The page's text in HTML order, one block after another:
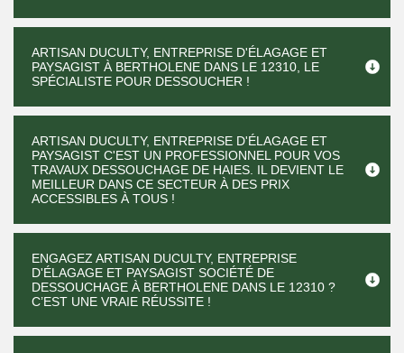
ARTISAN DUCULTY, ENTREPRISE D'ÉLAGAGE ET
PAYSAGIST À BERTHOLENE DANS LE 12310, LE
SPÉCIALISTE POUR DESSOUCHER !
ARTISAN DUCULTY, ENTREPRISE D'ÉLAGAGE ET
PAYSAGIST C'EST UN PROFESSIONNEL POUR VOS
TRAVAUX DESSOUCHAGE DE HAIES. IL DEVIENT LE
MEILLEUR DANS CE SECTEUR À DES PRIX
ACCESSIBLES À TOUS !
ENGAGEZ ARTISAN DUCULTY, ENTREPRISE
D'ÉLAGAGE ET PAYSAGIST SOCIÉTÉ DE
DESSOUCHAGE À BERTHOLENE DANS LE 12310 ?
C’EST UNE VRAIE RÉUSSITE !